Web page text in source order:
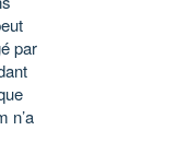
par
n’a